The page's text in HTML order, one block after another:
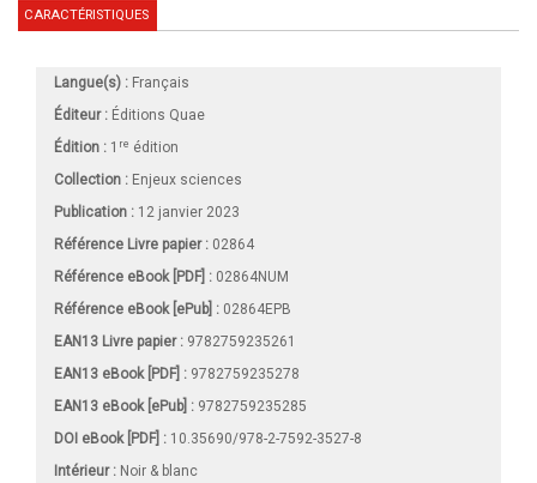
CARACTÉRISTIQUES
Langue(s) : Français
Éditeur : Éditions Quae
Édition : 1 re édition
Collection : Enjeux sciences
Publication : 12 janvier 2023
Référence Livre papier : 02864
Référence eBook [PDF] : 02864NUM
Référence eBook [ePub] : 02864EPB
EAN13 Livre papier : 9782759235261
EAN13 eBook [PDF] : 9782759235278
EAN13 eBook [ePub] : 9782759235285
DOI eBook [PDF] : 10.35690/978-2-7592-3527-8
Intérieur : Noir & blanc